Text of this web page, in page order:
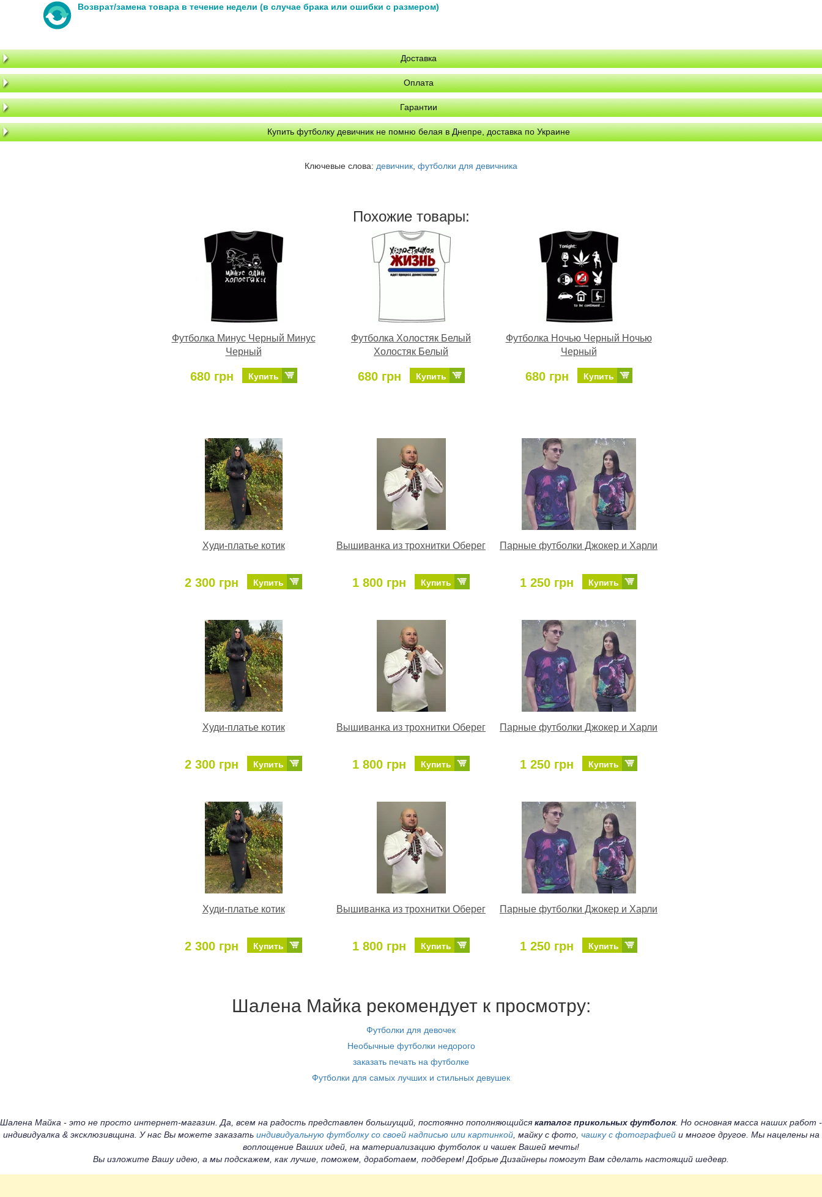
Возврат/замена товара в течение недели (в случае брака или ошибки с размером)
Доставка
Оплата
Гарантии
Купить футболку девичник не помню белая в Днепре, доставка по Украине
Ключевые слова: девичник футболки для девичника
Похожие товары:
Футболка Минус Черный Минус
Черный
680 грн Купить
Футболка Холостяк Белый
Холостяк Белый
680 грн Купить
Футболка Ночью Черный Ночью
Черный
680 грн Купить
Худи-платье котик
2 300 грн Купить
Вышиванка из трохнитки Оберег
1 800 грн Купить
Парные футболки Джокер и Харли
1 250 грн Купить
Худи-платье котик
2 300 грн Купить
Вышиванка из трохнитки Оберег
1 800 грн Купить
Парные футболки Джокер и Харли
1 250 грн Купить
Худи-платье котик
2 300 грн Купить
Вышиванка из трохнитки Оберег
1 800 грн Купить
Парные футболки Джокер и Харли
1 250 грн Купить
Шалена Майка рекомендует к просмотру:
Футболки для девочек
Необычные футболки недорого
заказать печать на футболке
Футболки для самых лучших и стильных девушек
Шалена Майка - это не просто интернет-магазин. Да, всем на радость представлен большущий, постоянно пополняющийся каталог прикольных футболок. Но основная масса наших работ -
индивидуалка & эксклюзивщина. У нас Вы можете заказать индивидуальную футболку со своей надписью или картинкой, майку с фото, чашку с фотографиейи многое другое. Мы нацелены на
воплощение Ваших идей, на материализацию футболок и чашек Вашей мечты!
Вы изложите Вашу идею, а мы подскажем, как лучше, поможем, доработаем, подберем! Добрые Дизайнеры помогут Вам сделать настоящий шедевр.